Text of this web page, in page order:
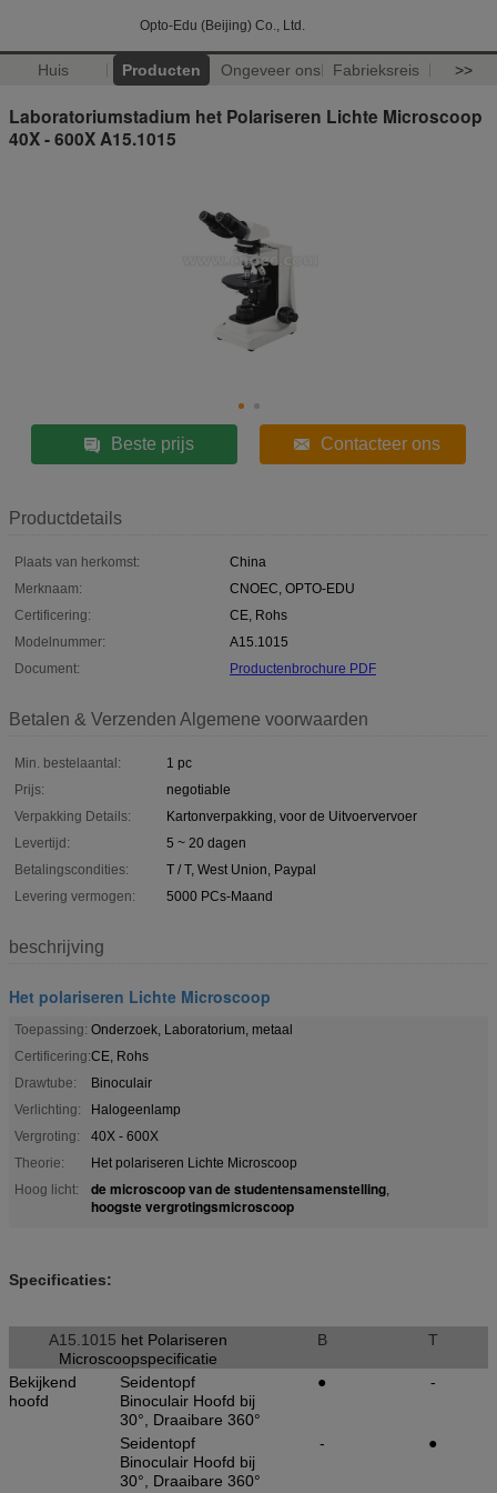
Opto-Edu (Beijing) Co., Ltd.
Huis Producten Ongeveer ons Fabrieksreis >>
Laboratoriumstadium het Polariseren Lichte Microscoop
40X - 600X A15.1015
Beste prijs Contacteer ons
Productdetails
Plaats van herkomst:
China
Merknaam:
CNOEC, OPTO-EDU
Certificering:
CE, Rohs
Modelnummer:
A15.1015
Document:
Productenbrochure PDF
Betalen & Verzenden Algemene voorwaarden
Min. bestelaantal:
1 pc
Prijs:
negotiable
Verpakking Details:
Kartonverpakking, voor de Uitvoervervoer
Levertijd:
5 ~ 20 dagen
Betalingscondities:
T / T, West Union, Paypal
Levering vermogen:
5000 PCs-Maand
beschrijving
Het polariseren Lichte Microscoop
Toepassing: Onderzoek, Laboratorium, metaal
Certificering:CE, Rohs
Drawtube:
Binoculair
Verlichting:
Halogeenlamp
Vergroting:
40X - 600X
Theorie:
Het polariseren Lichte Microscoop
Hoog licht:
de microscoop van de studentensamenstelling,
hoogste vergrotingsmicroscoop
Specificaties:
A15.1015 het Polariseren
Microscoopspecificatie
B T
Bekijkend
hoofd
Seidentopf
Binoculair Hoofd bij
30°, Draaibare 360°
● -
Seidentopf
Binoculair Hoofd bij
30°, Draaibare 360°
- ●